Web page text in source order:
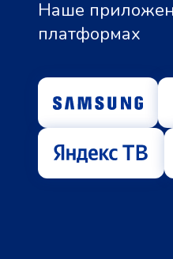
Наше
платформах